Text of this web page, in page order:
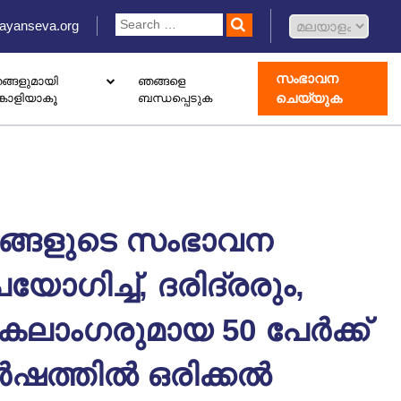
ഞങ്ങളെ
ബന്ധപ്പെടുക
സംഭാവന
ചെയ്യുക
സംഭാവന
ദരിദ്രരും,
50 പേർക്ക്
ഒരിക്കൽ